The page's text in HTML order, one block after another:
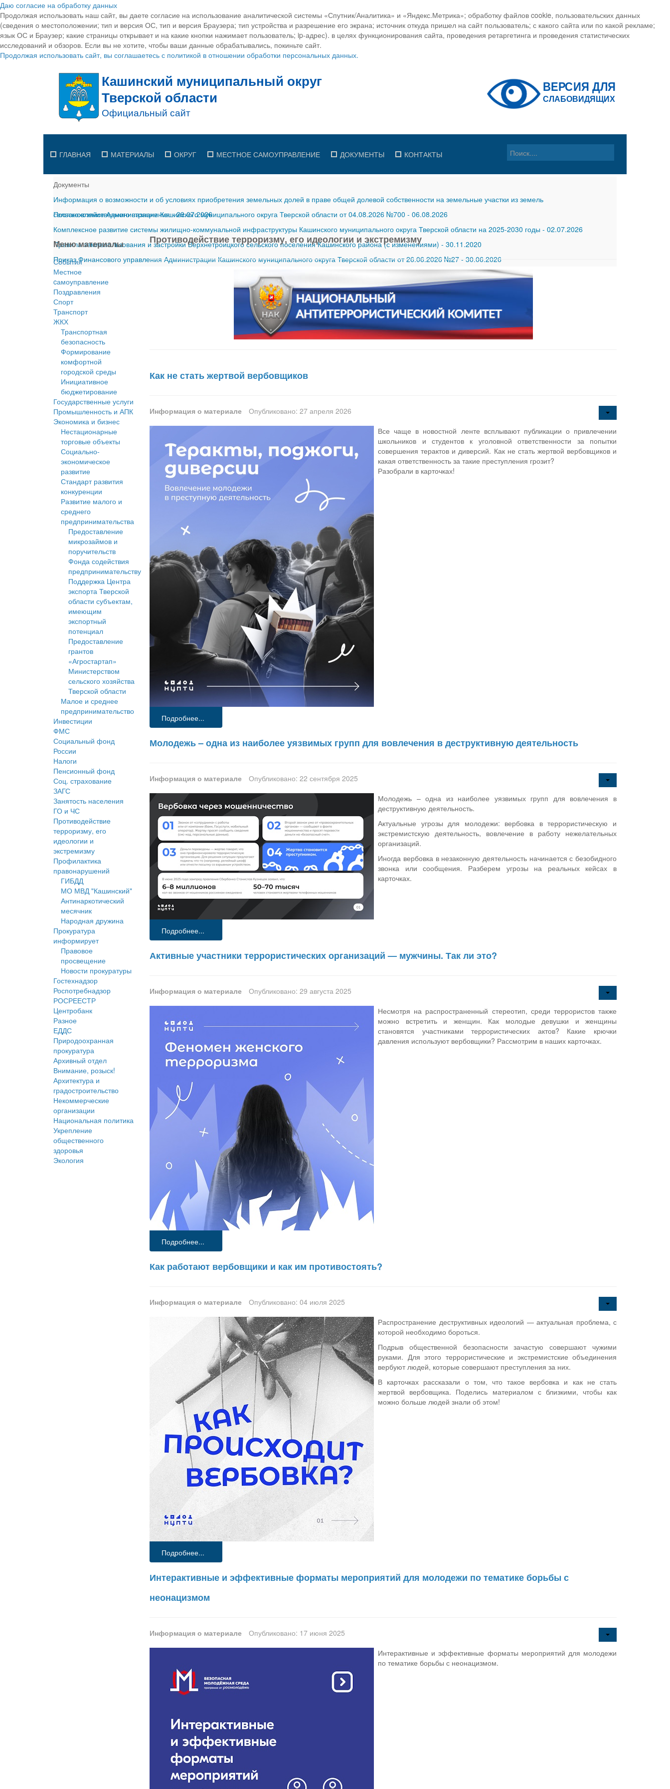
Даю согласие на обработку данных
Продолжая использовать наш сайт, вы даете согласие на использование аналитической системы «Спутник/Аналитика» и «Яндекс.Метрика»; обработку файлов cookie, пользовательских данных
(сведения о местоположении; тип и версия ОС, тип и версия Браузера; тип устройства и разрешение его экрана; источник откуда пришел на сайт пользователь; с какого сайта или по какой рекламе;
язык ОС и Браузер; какие страницы открывает и на какие кнопки нажимает пользователь; ip-адрес). в целях функционирования сайта, проведения ретаргетинга и проведения статистических
исследований и обзоров. Если вы не хотите, чтобы ваши данные обрабатывались, покиньте сайт.
Продолжая использовать сайт, вы соглашаетесь с политикой в отношении обработки персональных данных.
ГЛАВНАЯ МАТЕРИАЛЫ ОКРУГ МЕСТНОЕ САМОУПРАВЛЕНИЕ ДОКУМЕНТЫ КОНТАКТЫ
Документы
Информация о возможности и об условиях приобретения земельных долей в праве общей долевой собственности на земельные участки из земель
сельскохозяйственного назначения-29.07.2026
Постановление Администрации Кашинского муниципального округа Тверской области от 04.08.2026 №700 - 06.08.2026
Комплексное развитие системы жилищно-коммунальной инфраструктуры Кашинского муниципального округа Тверской области на 2025-2030 годы - 02.07.2026
Правила землепользования и застройки Верхнетроицкого сельского поселения Кашинского района (с изменениями) - 30.11.2020
Приказ Финансового управления Администрации Кашинского муниципального округа Тверской области от 26.06.2026 №27 - 30.06.2026
Меню материалы
События
Местное
cамоуправление
Поздравления
Спорт
Транспорт
ЖКХ
Транспортная
безопасность
Формирование
комфортной
городской среды
Инициативное
бюджетирование
Государственные услуги
Промышленность и АПК
Экономика и бизнес
Нестационарные
торговые объекты
Социально-
экономическое
развитие
Стандарт развития
конкуренции
Развитие малого и
среднего
предпринимательства
Предоставление
микрозаймов и
поручительств
Фонда содействия
предпринимательству
Поддержка Центра
экспорта Тверской
области субъектам,
имеющим
экспортный
потенциал
Предоставление
грантов
«Агростартап»
Министерством
сельского хозяйства
Тверской области
Малое и среднее
предпринимательство
Инвестиции
ФМС
Социальный фонд
России
Налоги
Пенсионный фонд
Соц. страхование
ЗАГС
Занятость населения
ГО и ЧС
Противодействие
терроризму, его
идеологии и
экстремизму
Профилактика
правонарушений
ГИБДД
МО МВД "Кашинский"
Антинаркотический
месячник
Народная дружина
Прокуратура
информирует
Правовое
просвещение
Новости прокуратуры
Гостехнадзор
Роспотребнадзор
РОСРЕЕСТР
Центробанк
Разное
ЕДДС
Природоохранная
прокуратура
Архивный отдел
Внимание, розыск!
Архитектура и
градостроительство
Некоммерческие
организации
Национальная политика
Укрепление
общественного
здоровья
Экология
Противодействие терроризму, его идеологии и экстремизму
Как не стать жертвой вербовщиков
Информация о материале
Опубликовано: 27 апреля 2026
Все чаще в новостной ленте всплывают публикации о привлечении
школьников и студентов к уголовной ответственности за попытки
совершения терактов и диверсий. Как не стать жертвой вербовщиков и
какая ответственность за такие преступления грозит?
Разобрали в карточках!
Подробнее...
Молодежь – одна из наиболее уязвимых групп для вовлечения в деструктивную деятельность
Информация о материале
Опубликовано: 22 сентября 2025
Молодежь – одна из наиболее уязвимых групп для вовлечения в
деструктивную деятельность.
Актуальные угрозы для молодежи: вербовка в террористическую и
экстремистскую деятельность, вовлечение в работу нежелательных
организаций.
Иногда вербовка в незаконную деятельность начинается с безобидного
звонка или сообщения. Разберем угрозы на реальных кейсах в
карточках.
Подробнее...
Активные участники террористических организаций — мужчины. Так ли это?
Информация о материале
Опубликовано: 29 августа 2025
Несмотря на распространенный стереотип, среди террористов также
можно встретить и женщин. Как молодые девушки и женщины
становятся участниками террористических актов? Какие крючки
давления используют вербовщики? Рассмотрим в наших карточках.
Подробнее...
Как работают вербовщики и как им противостоять?
Информация о материале
Опубликовано: 04 июля 2025
Распространение деструктивных идеологий — актуальная проблема, с
которой необходимо бороться.
Подрыв общественной безопасности зачастую совершают чужими
руками. Для этого террористические и экстремистские объединения
вербуют людей, которые совершают преступления за них.
В карточках рассказали о том, что такое вербовка и как не стать
жертвой вербовщика. Поделись материалом с близкими, чтобы как
можно больше людей знали об этом!
Подробнее...
Интерактивные и эффективные форматы мероприятий для молодежи по тематике борьбы с
неонацизмом
Информация о материале
Опубликовано: 17 июня 2025
Интерактивные и эффективные форматы мероприятий для молодежи
по тематике борьбы с неонацизмом.